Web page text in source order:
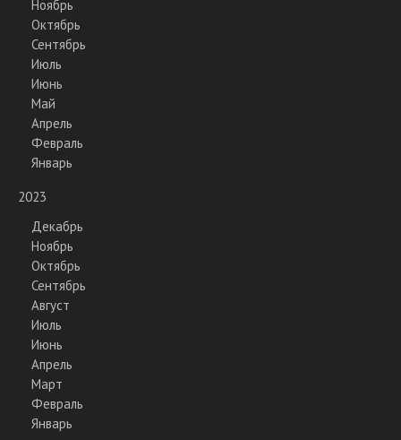
Ноябрь
Октябрь
Сентябрь
Июль
Июнь
Май
Апрель
Февраль
Январь
2023
Декабрь
Ноябрь
Октябрь
Сентябрь
Август
Июль
Июнь
Апрель
Март
Февраль
Январь